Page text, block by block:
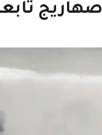
صهاريج